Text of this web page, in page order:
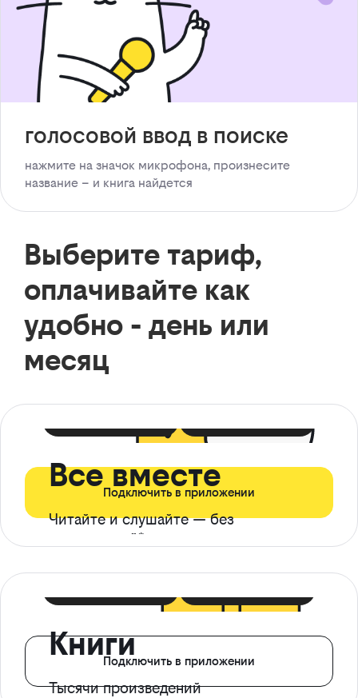
голосовой ввод в поиске
нажмите на значок микрофона, произнесите
название – и книга найдется
Выберите тариф,
оплачивайте как
удобно - день или
месяц
Все вместе
Читайте и слушайте — без
ограничений*
Подключить в приложении
Книги
Тысячи произведений
Подключить в приложении